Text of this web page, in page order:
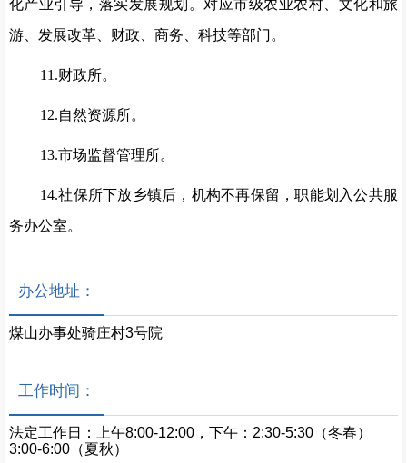
化产业引导，落实发展规划。对应市级农业农村、文化和旅
游、发展改革、财政、商务、科技等部门。
11.财政所。
12.自然资源所。
13.市场监督管理所。
14.社保所下放乡镇后，机构不再保留，职能划入公共服
务办公室。
办公地址：
煤山办事处骑庄村3号院
工作时间：
法定工作日：上午8:00-12:00，下午：2:30-5:30（冬春）
3:00-6:00（夏秋）